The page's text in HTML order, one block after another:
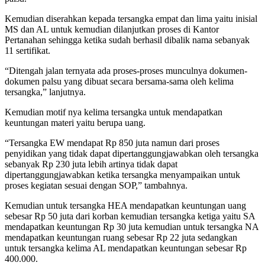
Kemudian diserahkan kepada tersangka empat dan lima yaitu inisial
MS dan AL untuk kemudian dilanjutkan proses di Kantor
Pertanahan sehingga ketika sudah berhasil dibalik nama sebanyak
11 sertifikat.
“Ditengah jalan ternyata ada proses-proses munculnya dokumen-
dokumen palsu yang dibuat secara bersama-sama oleh kelima
tersangka,” lanjutnya.
Kemudian motif nya kelima tersangka untuk mendapatkan
keuntungan materi yaitu berupa uang.
“Tersangka EW mendapat Rp 850 juta namun dari proses
penyidikan yang tidak dapat dipertanggungjawabkan oleh tersangka
sebanyak Rp 230 juta lebih artinya tidak dapat
dipertanggungjawabkan ketika tersangka menyampaikan untuk
proses kegiatan sesuai dengan SOP,” tambahnya.
Kemudian untuk tersangka HEA mendapatkan keuntungan uang
sebesar Rp 50 juta dari korban kemudian tersangka ketiga yaitu SA
mendapatkan keuntungan Rp 30 juta kemudian untuk tersangka NA
mendapatkan keuntungan ruang sebesar Rp 22 juta sedangkan
untuk tersangka kelima AL mendapatkan keuntungan sebesar Rp
400.000.